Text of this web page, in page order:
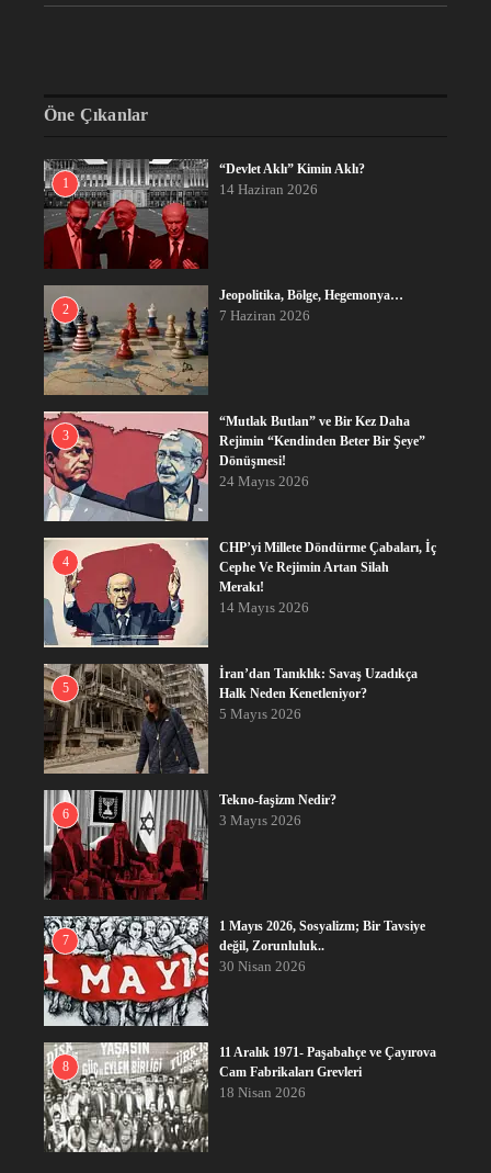
Öne Çıkanlar
1
“Devlet Aklı” Kimin Aklı?
14 Haziran 2026
2
Jeopolitika, Bölge, Hegemonya…
7 Haziran 2026
3
“Mutlak Butlan” ve Bir Kez Daha
Rejimin “Kendinden Beter Bir Şeye”
Dönüşmesi!
24 Mayıs 2026
4
CHP’yi Millete Döndürme Çabaları, İç
Cephe Ve Rejimin Artan Silah
Merakı!
14 Mayıs 2026
5
İran’dan Tanıklık: Savaş Uzadıkça
Halk Neden Kenetleniyor?
5 Mayıs 2026
6
Tekno-faşizm Nedir?
3 Mayıs 2026
7
1 Mayıs 2026, Sosyalizm; Bir Tavsiye
değil, Zorunluluk..
30 Nisan 2026
8
11 Aralık 1971- Paşabahçe ve Çayırova
Cam Fabrikaları Grevleri
18 Nisan 2026